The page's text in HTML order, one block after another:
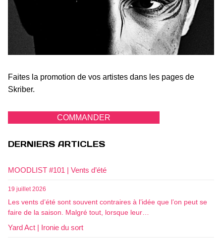
Faites la promotion de vos artistes dans les pages de
Skriber.
COMMANDER
DERNIERS ARTICLES
MOODLIST #101 | Vents d’été
19 juillet 2026
Les vents d’été sont souvent contraires à l’idée que l’on peut se
faire de la saison. Malgré tout, lorsque leur…
Yard Act | Ironie du sort